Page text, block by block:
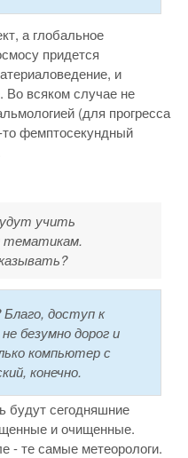
а глобальное
придется
и
Во всяком случае не
(для прогресса
фемптосекундный
учить
тематикам.
доступ к
безумно дорог и
компьютер с
конечно.
будут сегодняшние
и очищенные.
- те самые метеорологи.